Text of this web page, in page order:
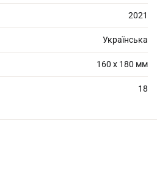
2021
Українська
160 х 180 мм
18